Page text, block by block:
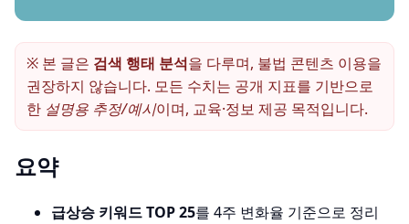
※ 본 글은 검색 행태 분석을 다루며, 불법 콘텐츠 이용을
권장하지 않습니다. 모든 수치는 공개 지표를 기반으로
한 설명용 추정/예시이며, 교육·정보 제공 목적입니다.
요약
급상승 키워드 TOP 25를 4주 변화율 기준으로 정리